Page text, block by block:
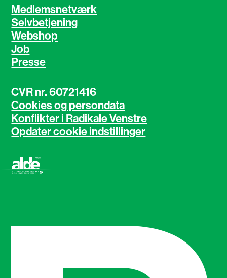
Medlemsnetværk
Selvbetjening
Webshop
Job
Presse
CVR nr. 60721416
Cookies og persondata
Konflikter i Radikale Venstre
Opdater cookie indstillinger